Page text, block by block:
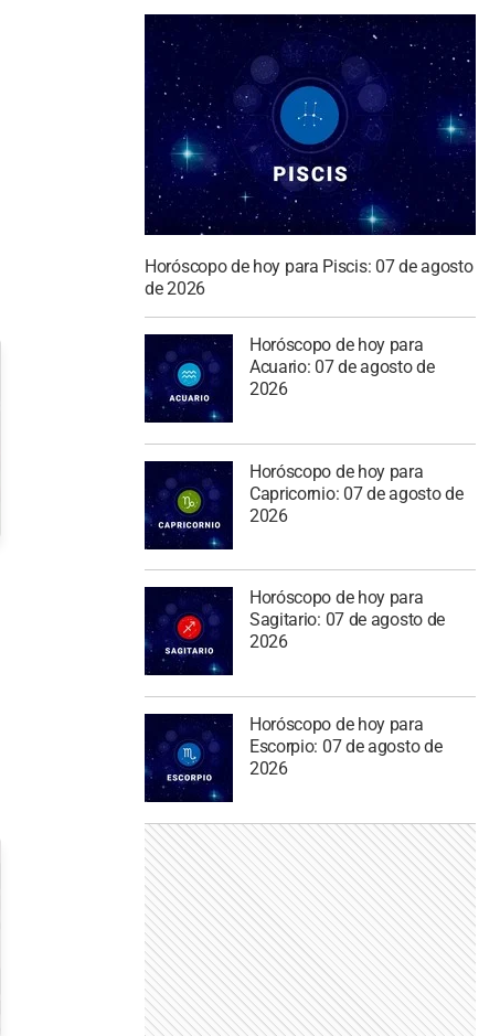
Horóscopo de hoy para Piscis: 07 de agosto
de 2026
Horóscopo de hoy para
Acuario: 07 de agosto de
2026
Horóscopo de hoy para
Capricornio: 07 de agosto de
2026
Horóscopo de hoy para
Sagitario: 07 de agosto de
2026
Horóscopo de hoy para
Escorpio: 07 de agosto de
2026